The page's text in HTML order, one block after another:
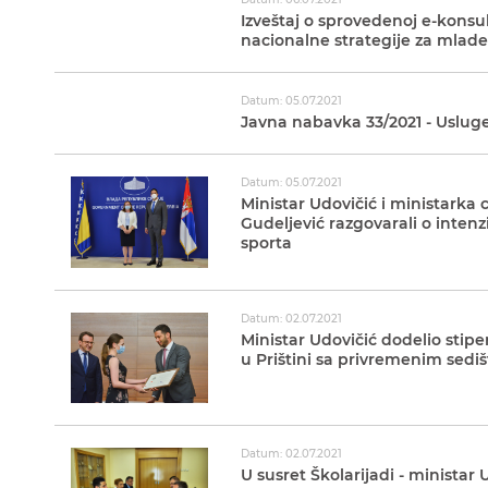
Izveštaj o sprovedenoj e-
nacionalne strategije za
Datum: 05.07.2021
Javna nabavka 33/2021 -
Datum: 05.07.2021
Ministar Udovičić i ministarka
Gudeljević razgovarali o
sporta
Datum: 02.07.2021
Ministar Udovičić dodelio
u Prištini sa privremenim
Datum: 02.07.2021
U susret Školarijadi - ministar